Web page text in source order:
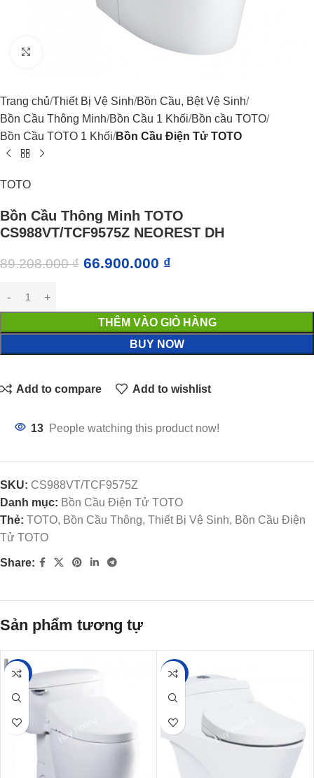
Trang chủ Thiết Bị Vệ Sinh Bồn Cầu, Bệt Vệ Sinh
Bồn Cầu Thông Minh Bồn Cầu 1 Khối Bồn cầu TOTO
Bồn Cầu TOTO 1 Khối Bồn Cầu Điện Tử TOTO
TOTO
Bồn Cầu Thông Minh TOTO
CS988VT/TCF9575Z NEOREST DH
89.208.000₫ 66.900.000 ₫
THÊM VÀO GIỎ HÀNG
BUY NOW
Add to compare Add to wishlist
13 People watching this product now!
SKU: CS988VT/TCF9575Z
Danh mục: Bồn Cầu Điện Tử TOTO
Thẻ: TOTO, Bồn Cầu Thông, Thiết Bị Vệ Sinh, Bồn Cầu Điện
Tử TOTO
Share:
Sản phẩm tương tự
-18% -18%